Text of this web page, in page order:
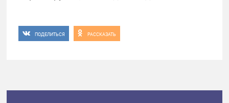
ПОДЕЛИТЬСЯ РАССКАЗАТЬ